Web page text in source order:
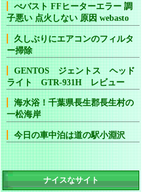
べバスト FFヒーターエラー 調
子悪い 点火しない 原因 webasto
久しぶりにエアコンのフィルタ
ー掃除
GENTOS ジェントス ヘッド
ライト GTR-931H レビュー
海水浴！千葉県長生郡長生村の
一松海岸
今日の車中泊は道の駅小淵沢
ナイスなサイト